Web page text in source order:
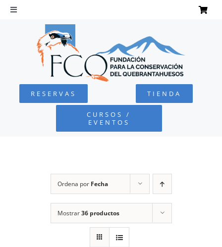
Saltar
Toggle
Navigation
QUEBRANTAHUESOS
FUNDACIÓN
RESERVAS TIENDA
CURSOS /
EVENTOS
Ordena por Fecha
Mostrar36 productos